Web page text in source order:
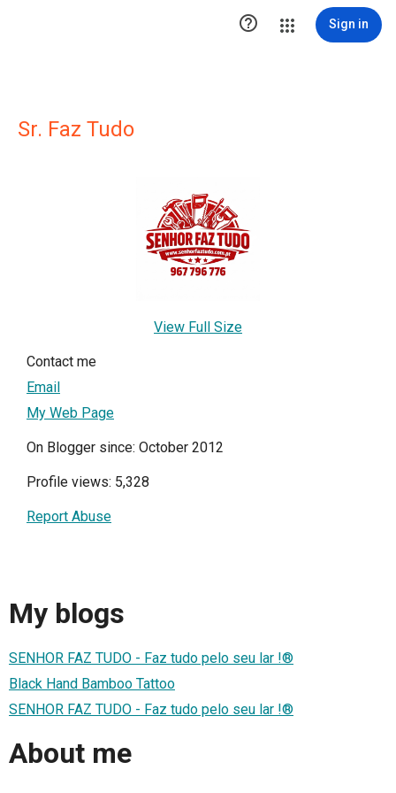
 Sign in
Sr. Faz Tudo
View Full Size
Contact me
Email
My Web Page
On Blogger since: October 2012
Profile views: 5,328
Report Abuse
My blogs
SENHOR FAZ TUDO - Faz tudo pelo seu lar !®
Black Hand Bamboo Tattoo
SENHOR FAZ TUDO - Faz tudo pelo seu lar !®
About me